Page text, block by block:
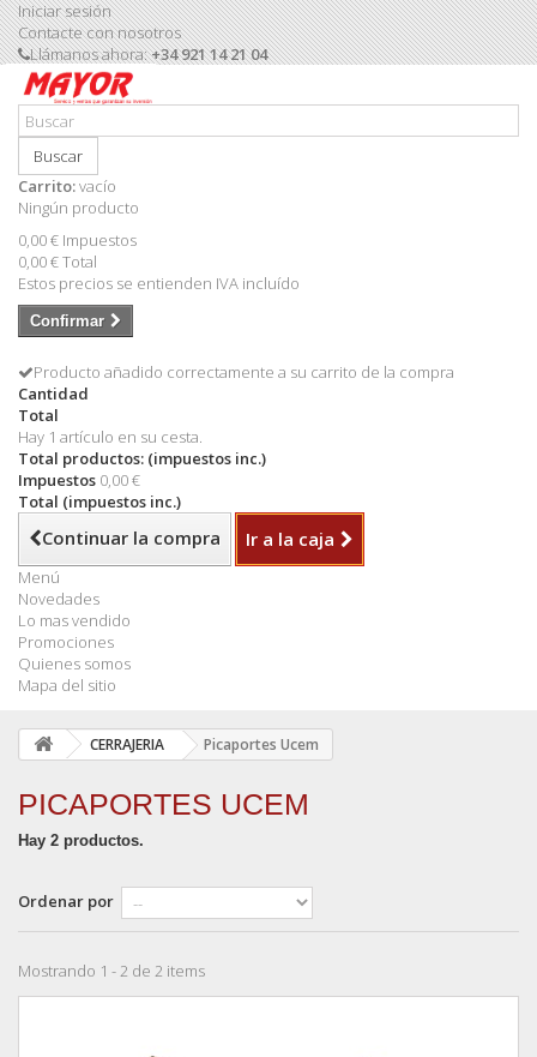
Iniciar sesión
Contacte con nosotros
Llámanos ahora:+34 921 14 21 04
Buscar
Carrito:vacío
Ningún producto
0,00 € Impuestos
0,00 €Total
Estos precios se entienden IVA incluído
Confirmar
Producto añadido correctamente a su carrito de la compra
Cantidad
Total
Hay 1 artículo en su cesta.
Total productos: (impuestos inc.)
Impuestos 0,00 €
Total (impuestos inc.)
Continuar la compra Ir a la caja
Menú
Novedades
Lo mas vendido
Promociones
Quienes somos
Mapa del sitio
CERRAJERIA Picaportes Ucem
PICAPORTES UCEM
Hay 2 productos.
Ordenar por
Mostrando 1 - 2 de 2 items